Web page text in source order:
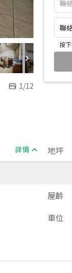
1/12
聯
按
詳情 地坪
屋齡
車位